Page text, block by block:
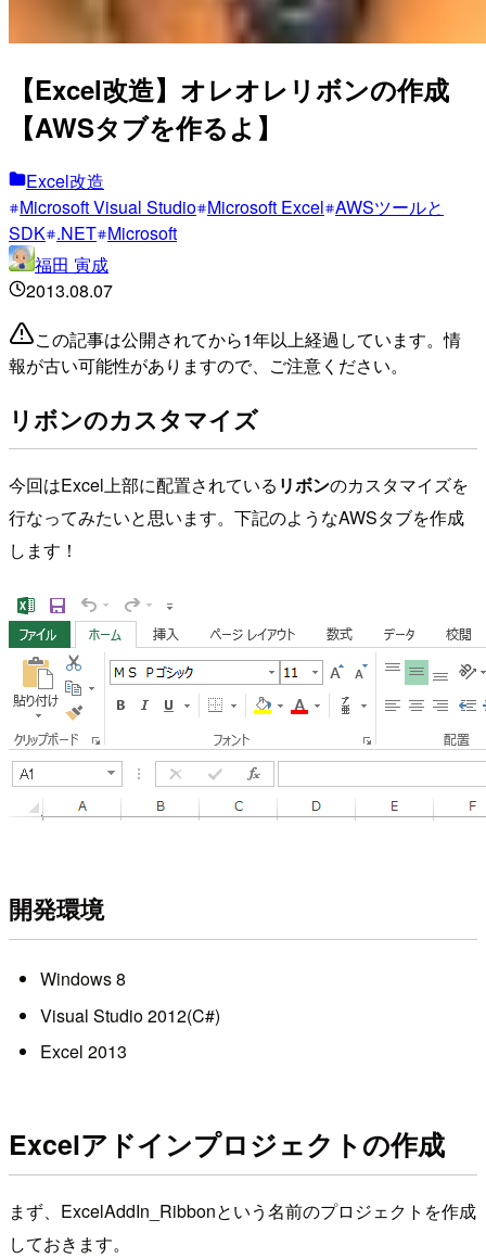
【Excel改造】オレオレリボンの作成
【AWSタブを作るよ】
Excel改造
Microsoft Visual Studio Microsoft Excel AWSツールと
SDK .NET Microsoft
福田 寅成
2013.08.07
この記事は公開されてから1年以上経過しています。情
報が古い可能性がありますので、ご注意ください。
リボンのカスタマイズ
今回はExcel上部に配置されている リボンのカスタマイズを
行なってみたいと思います。下記のようなAWSタブを作成
します！
開発環境
Windows 8
Visual Studio 2012(C#)
Excel 2013
Excelアドインプロジェクトの作成
まず、ExcelAddIn_Ribbonという名前のプロジェクトを作成
しておきます。